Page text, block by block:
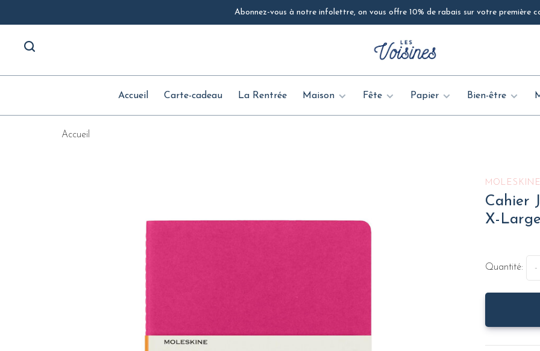
Abonnez-vous à notre infolettre, on vous offre 10% de rabais sur votre première
Accueil Carte-cadeau La Rentrée Maison Fête Papier Bien-être
Accueil
MOLESKINE
Cahier
X-Large
Quantité: -